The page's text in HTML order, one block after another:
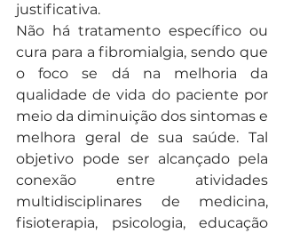
justificativa.
Não há tratamento específico ou
cura para a fibromialgia, sendo que
o foco se dá na melhoria da
qualidade de vida do paciente por
meio da diminuição dos sintomas e
melhora geral de sua saúde. Tal
objetivo pode ser alcançado pela
conexão entre atividades
multidisciplinares de medicina,
fisioterapia, psicologia, educação